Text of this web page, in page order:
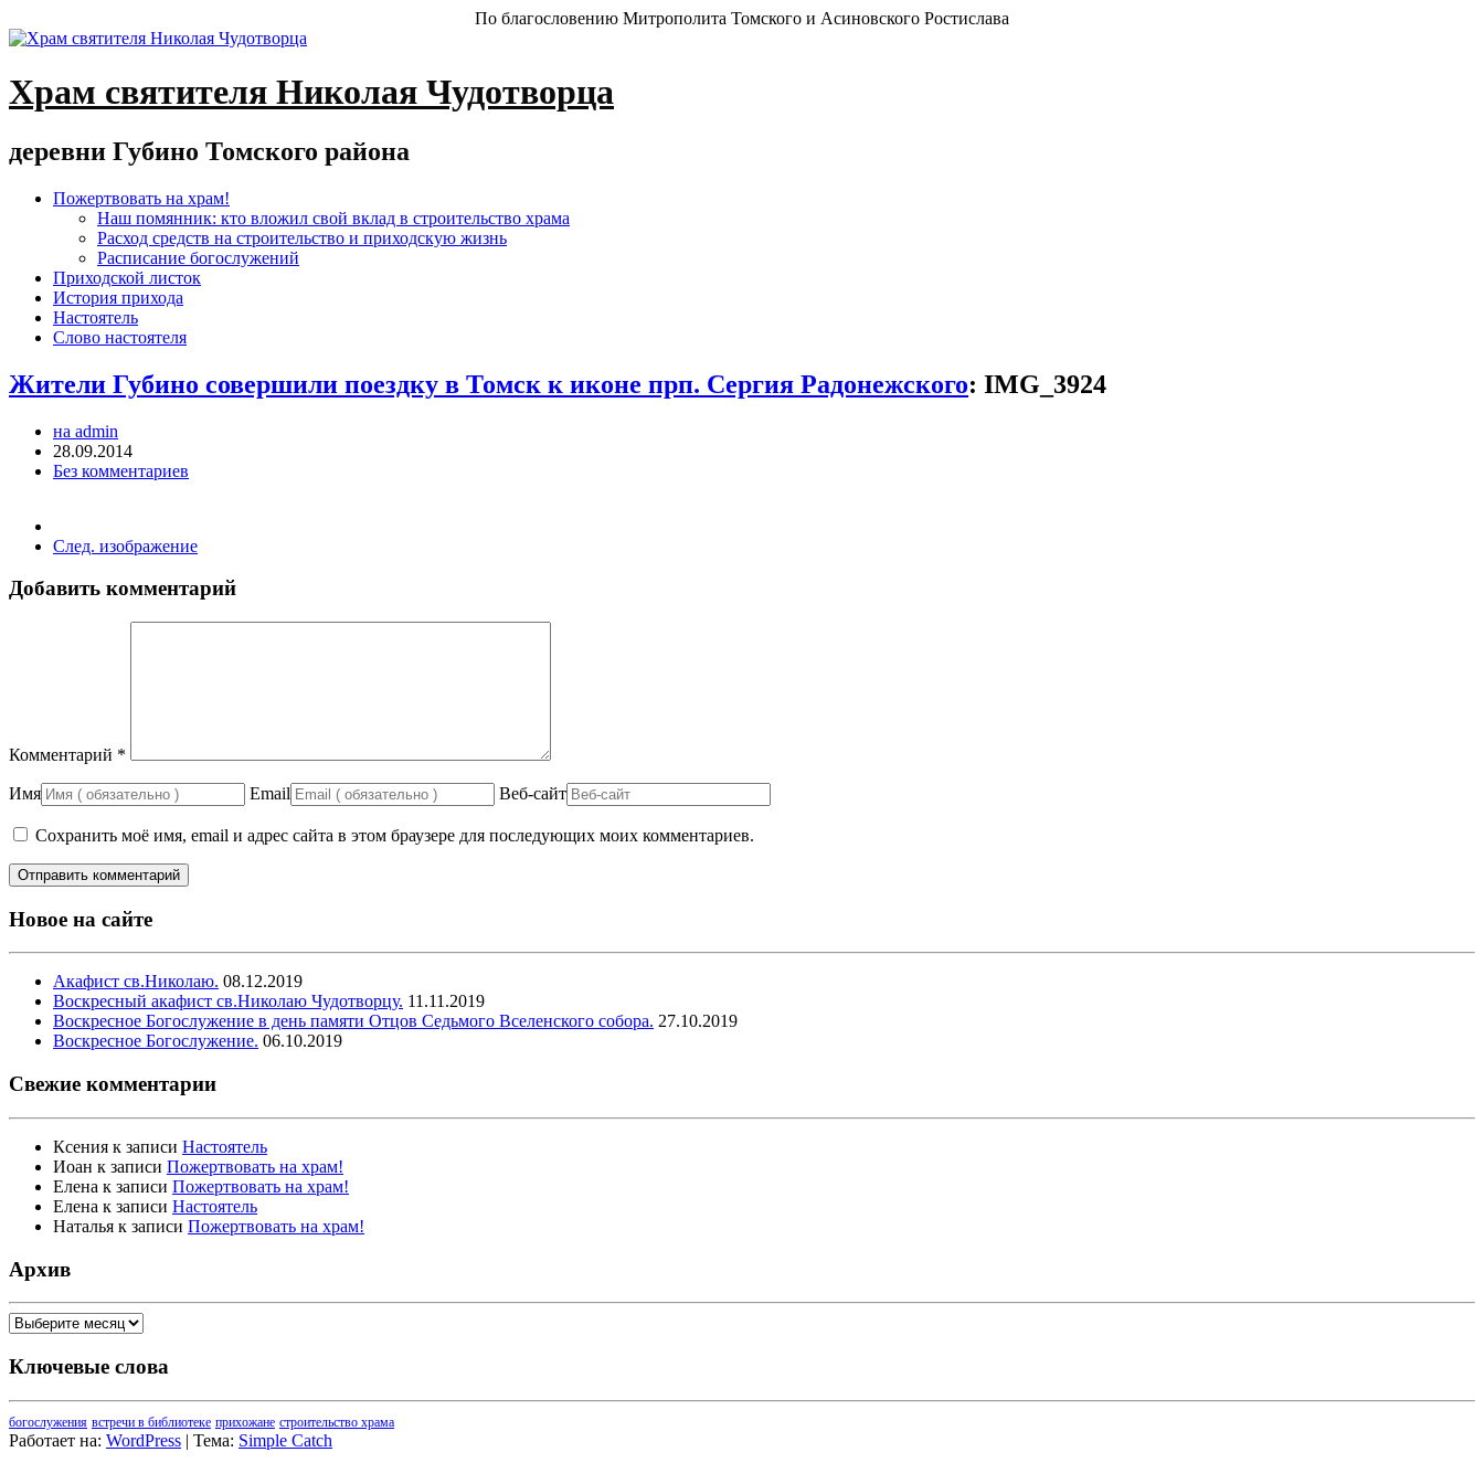
По благословению Митрополита Томского и Асиновского Ростислава
Храм святителя Николая Чудотворца
деревни Губино Томского района
Пожертвовать на храм!
Наш помянник: кто вложил свой вклад в строительство храма
Расход средств на строительство и приходскую жизнь
Расписание богослужений
Приходской листок
История прихода
Настоятель
Слово настоятеля
Жители Губино совершили поездку в Томск к иконе прп. Сергия Радонежского: IMG_3924
на admin
28.09.2014
Без комментариев
След. изображение
Добавить комментарий
Комментарий *
Имя Email Веб-сайт
Сохранить моё имя, email и адрес сайта в этом браузере для последующих моих комментариев.
Новое на сайте
Акафист св.Николаю. 08.12.2019
Воскресный акафист св.Николаю Чудотворцу. 11.11.2019
Воскресное Богослужение в день памяти Отцов Седьмого Вселенского собора. 27.10.2019
Воскресное Богослужение. 06.10.2019
Свежие комментарии
Ксения к записи Настоятель
Иоан к записи Пожертвовать на храм!
Елена к записи Пожертвовать на храм!
Елена к записи Настоятель
Наталья к записи Пожертвовать на храм!
Архив
Архив
Ключевые слова
богослужения встречи в библиотеке прихожане строительство храма
Работает на: WordPress | Тема: Simple Catch